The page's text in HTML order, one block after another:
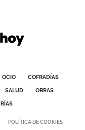
OCIO
COFRADÍAS
SALUD
OBRAS
POLÍTICA DE COOKIES